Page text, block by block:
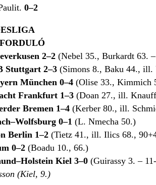
0–2
2–2 (Nebel 35., Burkardt 63.
Stuttgart 2–3(Simons 8., Baku 44., ill.
München 0–4(Olise 33., Kimmich
Frankfurt 1–3(Doan 27., ill.
Bremen 1–4(Kerber 80., ill.
0–1 (L. Nmecha 50.)
Berlin 1–2(Tietz 41., ill. Ilics 68.,
0–2(Boadu 10., 66.)
Kiel 3–0(Guirassy 3. –
(Kiel, 9.)